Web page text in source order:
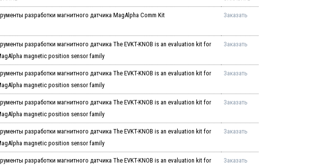
разработки магнитного датчика MagAlpha Comm Kit Заказать
разработки магнитного датчика The EVKT-KNOB is an evaluation kit for
magnetic position sensor family
Заказать
разработки магнитного датчика The EVKT-KNOB is an evaluation kit for
magnetic position sensor family
Заказать
разработки магнитного датчика The EVKT-KNOB is an evaluation kit for
magnetic position sensor family
Заказать
разработки магнитного датчика The EVKT-KNOB is an evaluation kit for
magnetic position sensor family
Заказать
разработки магнитного датчика The EVKT-KNOB is an evaluation kit for
Заказать